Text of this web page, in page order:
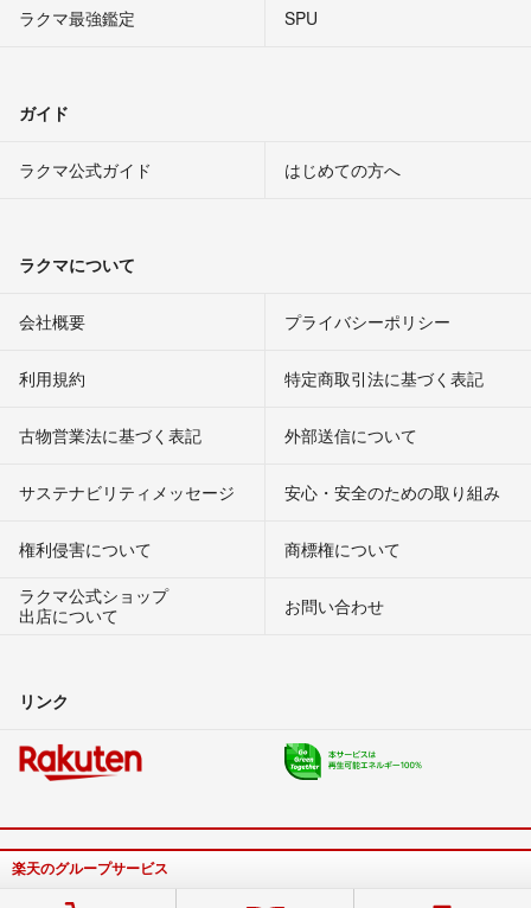
ラクマ最強鑑定
SPU
ガイド
ラクマ公式ガイド はじめての方へ
ラクマについて
会社概要 プライバシーポリシー
利用規約 特定商取引法に基づく表記
古物営業法に基づく表記 外部送信について
サステナビリティメッセージ 安心・安全のための取り組み
権利侵害について
商標権について
ラクマ公式ショップ
出店について
お問い合わせ
リンク
楽天のグループサービス